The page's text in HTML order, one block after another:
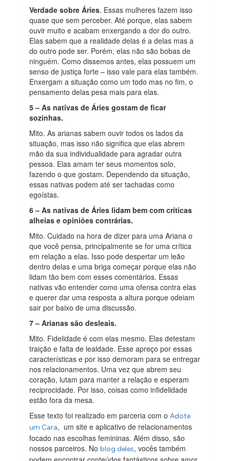
Verdade sobre Áries. Essas mulheres fazem isso
quase que sem perceber. Até porque, elas sabem
ouvir muito e acabam enxergando a dor do outro.
Elas sabem que a realidade delas é a delas mas a
do outro pode ser. Porém, elas não são bobas de
ninguém. Como dissemos antes, elas possuem um
senso de justiça forte – isso vale para elas também.
Enxergam a situação como um todo mas no fim, o
pensamento delas pesa mais para elas.
5 – As nativas de Áries gostam de ficar
sozinhas.
Mito. As arianas sabem ouvir todos os lados da
situação, mas isso não significa que elas abrem
mão da sua individualidade para agradar outra
pessoa. Elas amam ter seus momentos solo,
fazendo o que gostam. Dependendo da situação,
essas nativas podem até ser tachadas como
egoístas.
6 – As nativas de Áries lidam bem com críticas
alheias e opiniões contrárias.
Mito. Cuidado na hora de dizer para uma Ariana o
que você pensa, principalmente se for uma crítica
em relação a elas. Isso pode despertar um leão
dentro delas e uma briga começar porque elas não
lidam tão bem com esses comentários. Essas
nativas vão entender como uma ofensa contra elas
e querer dar uma resposta a altura porque odeiam
sair por baixo de uma discussão.
7 – Arianas são desleais.
Mito. Fidelidade é com elas mesmo. Elas detestam
traição e falta de lealdade. Esse apreço por essas
características e por isso demoram para se entregar
nos relacionamentos. Uma vez que abrem seu
coração, lutam para manter a relação e esperam
reciprocidade. Por isso, coisas como infidelidade
estão fora da mesa.
Esse texto foi realizado em parceria com oAdote
um Cara, um site e aplicativo de relacionamentos
focado nas escolhas femininas. Além disso, são
nossos parceiros. Noblog deles, vocês também